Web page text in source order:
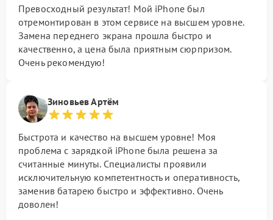
Превосходный результат! Мой iPhone был
отремонтирован в этом сервисе на высшем уровне.
Замена переднего экрана прошла быстро и
качественно, а цена была приятным сюрпризом.
Очень рекомендую!
Зиновьев Артём
Быстрота и качество на высшем уровне! Моя
проблема с зарядкой iPhone была решена за
считанные минуты. Специалисты проявили
исключительную компетентность и оперативность,
заменив батарею быстро и эффективно. Очень
доволен!